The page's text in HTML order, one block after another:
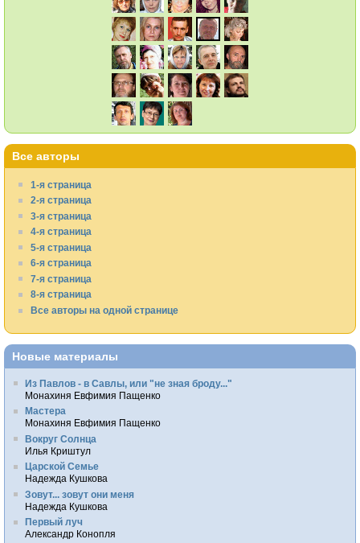
Все авторы
1-я страница
2-я страница
3-я страница
4-я страница
5-я страница
6-я страница
7-я страница
8-я страница
Все авторы на одной странице
Новые материалы
Из Павлов - в Савлы, или "не зная броду..."
Монахиня Евфимия Пащенко
Мастера
Монахиня Евфимия Пащенко
Вокруг Солнца
Илья Криштул
Царской Семье
Надежда Кушкова
Зовут... зовут они меня
Надежда Кушкова
Первый луч
Александр Конопля